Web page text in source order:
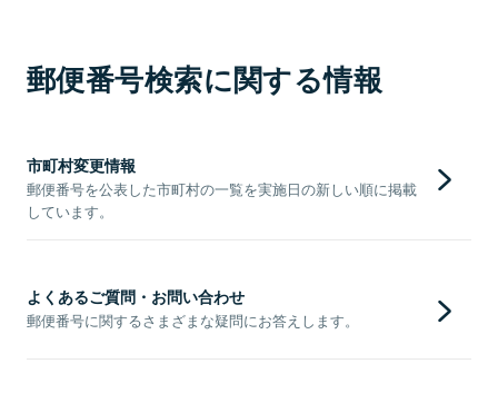
郵便番号検索に関する情報
市町村変更情報
郵便番号を公表した市町村の一覧を実施日の新しい順に掲載
しています。
よくあるご質問・お問い合わせ
郵便番号に関するさまざまな疑問にお答えします。